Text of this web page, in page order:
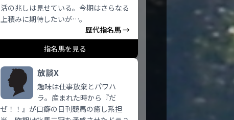
活の兆しは見せている。今期はさらなる
上積みに期待したいが…。
歴代指名馬 →
指名馬を見る
放談X
趣味は仕事放棄とパワハ
ラ。産まれた時から『だ
ぜ！！』が口癖の日刊競馬の癒し系担